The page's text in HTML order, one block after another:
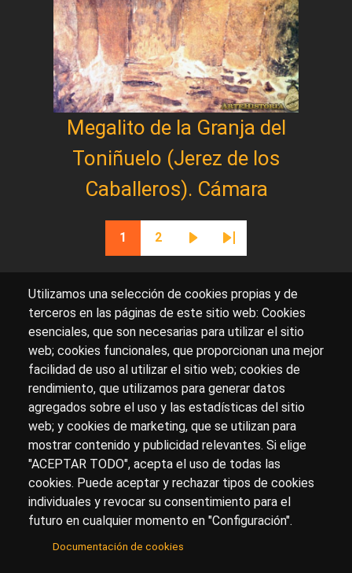
Megalito de la Granja del
Toniñuelo (Jerez de los
Caballeros). Cámara
Página actual
1
Página
2
Siguiente página
Última página
Sobre artehistoria.com
Para ponerte en contacto con nosotros, escríbenos en
el formulario decontacto
Accesibilidad
Aviso Legal Privacidad
Utilizamos una selección de cookies propias y de
terceros en las páginas de este sitio web: Cookies
esenciales, que son necesarias para utilizar el sitio
web; cookies funcionales, que proporcionan una mejor
facilidad de uso al utilizar el sitio web; cookies de
rendimiento, que utilizamos para generar datos
agregados sobre el uso y las estadísticas del sitio
web; y cookies de marketing, que se utilizan para
mostrar contenido y publicidad relevantes. Si elige
"ACEPTAR TODO", acepta el uso de todas las
cookies. Puede aceptar y rechazar tipos de cookies
individuales y revocar su consentimiento para el
futuro en cualquier momento en "Configuración".
Documentación de cookies
© Copyright 2017.arteHistoria&Toools, S.Lo sus
licenciantes son los propietarios de todos los derechos
de propiedad intelectual e industrial de:
(a) este sitio web publicado bajo el dominio